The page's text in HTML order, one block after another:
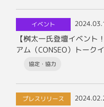
イベント
【桝太一氏登壇イベント
アム（CONSEO）トーク
月18日ベルサール神田）
協定・協力
プレスリリース